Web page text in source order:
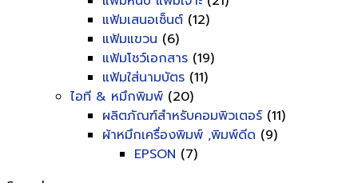
แฟ้มเสนอเซ็นต์ (12)
แฟ้มแขวน (6)
แฟ้มโชว์เอกสาร (19)
แฟ้มใส่นามบัตร (11)
ไอที & หมึกพิมพ์ (20)
ผลิตภัณฑ์สำหรับคอมพิวเตอร์ (11)
ผ้าหมึกเครื่องพิมพ์ ,พิมพ์ดีด (9)
EPSON (7)